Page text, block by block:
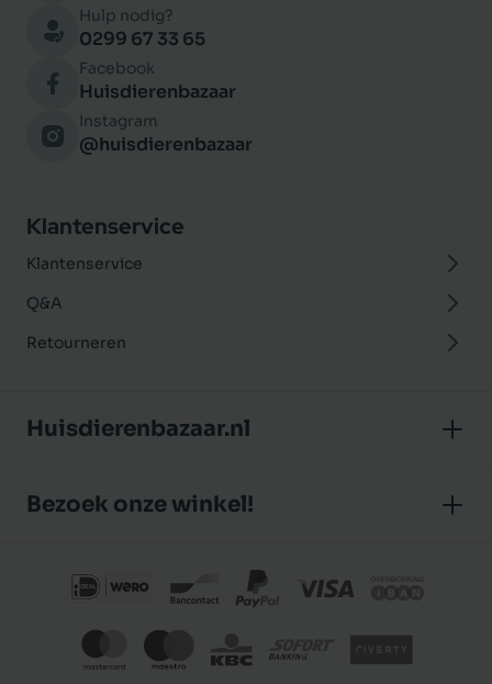
Hulp nodig?
0299 67 33 65
Facebook
Huisdierenbazaar
Instagram
@huisdierenbazaar
Klantenservice
Klantenservice
Q&A
Retourneren
Huisdierenbazaar.nl
Klantbeoordelingen
Privacybeleid
Bezoek onze winkel!
J.P. Poelstraat 8
Nederland